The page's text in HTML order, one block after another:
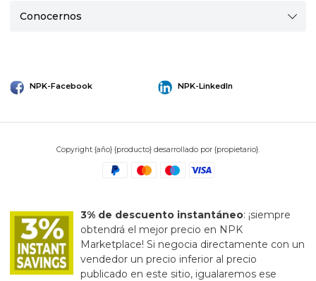
Conocernos
NPK-Facebook NPK-LinkedIn
Copyright {año} {producto} desarrollado por {propietario}.
3% de descuento instantáneo: ¡siempre
obtendrá el mejor precio en NPK
Marketplace! Si negocia directamente con un
vendedor un precio inferior al precio
publicado en este sitio, igualaremos ese